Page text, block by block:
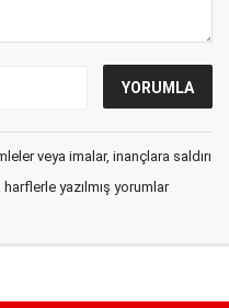
veya imalar, inançlara saldırı
yazılmış yorumlar